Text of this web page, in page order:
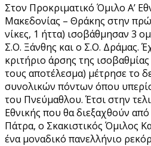
Στον Προκριματικό Όμιλο Α’
Μακεδονίας – Θράκης στην
νίκες, 1 ήττα) ισοβάθμησαν 3
Σ.Ο. Ξάνθης και ο Σ.Ο. Δράμας.
κριτήριο άρσης της
τους αποτέλεσμα) μέτρησε το
συνολικών πόντων όπου
του Πνεύμαθλου. Έτσι στην
Εθνικής που θα διεξαχθούν
Πάτρα, ο Σκακιστικός Όμιλος
ένα μοναδικό πανελλήνιο